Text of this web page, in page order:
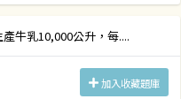
牛乳10,000公升，每....
加入收藏題庫